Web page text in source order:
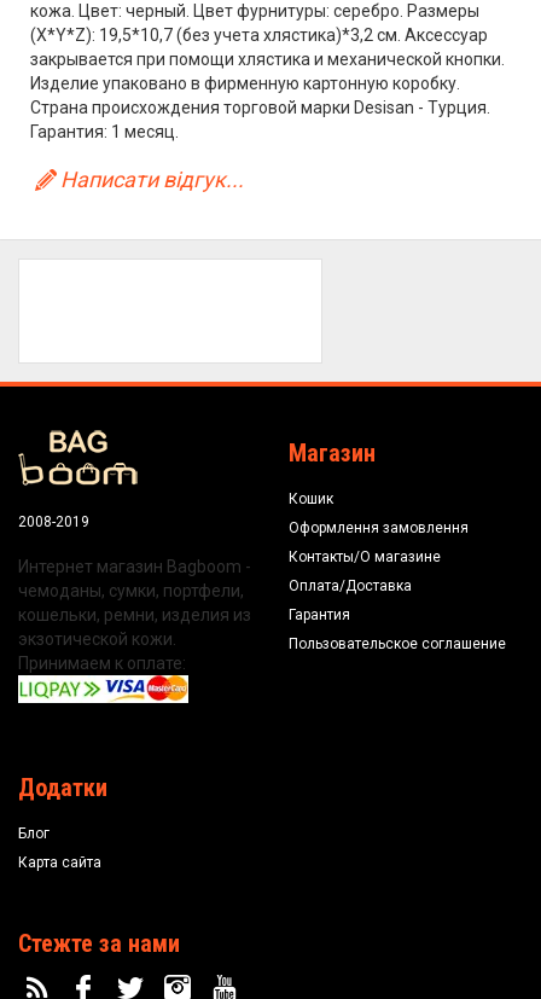
кожа. Цвет: черный. Цвет фурнитуры: серебро. Размеры
(X*Y*Z): 19,5*10,7 (без учета хлястика)*3,2 см. Аксессуар
закрывается при помощи хлястика и механической кнопки.
Изделие упаковано в фирменную картонную коробку.
Страна происхождения торговой марки Desisan - Турция.
Гарантия: 1 месяц.
Написати відгук...
2008-2019
Интернет магазин Bagboom -
чемоданы, сумки, портфели,
кошельки, ремни, изделия из
экзотической кожи.
Принимаем к оплате:
Магазин
Кошик
Оформлення замовлення
Контакты/О магазине
Оплата/Доставка
Гарантия
Пользовательское соглашение
Додатки
Блог
Карта сайта
Стежте за нами